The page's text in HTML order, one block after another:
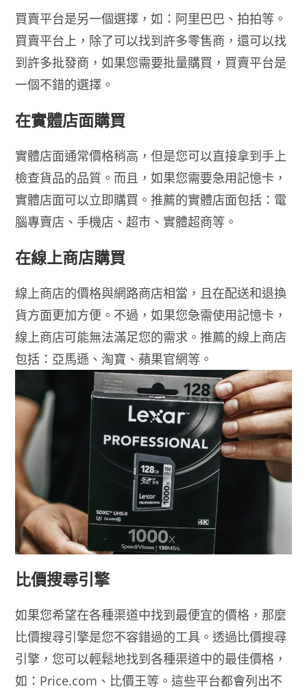
買賣平台是另一個選擇，如：阿里巴巴、拍拍等。
買賣平台上，除了可以找到許多零售商，還可以找
到許多批發商，如果您需要批量購買，買賣平台是
一個不錯的選擇。
在實體店面購買
實體店面通常價格稍高，但是您可以直接拿到手上
檢查貨品的品質。而且，如果您需要急用記憶卡，
實體店面可以立即購買。推薦的實體店面包括：電
腦專賣店、手機店、超市、實體超商等。
在線上商店購買
線上商店的價格與網路商店相當，且在配送和退換
貨方面更加方便。不過，如果您急需使用記憶卡，
線上商店可能無法滿足您的需求。推薦的線上商店
包括：亞馬遜、淘寶、蘋果官網等。
比價搜尋引擎
如果您希望在各種渠道中找到最便宜的價格，那麼
比價搜尋引擎是您不容錯過的工具。透過比價搜尋
引擎，您可以輕鬆地找到各種渠道中的最佳價格，
如：Price.com、比價王等。這些平台都會列出不